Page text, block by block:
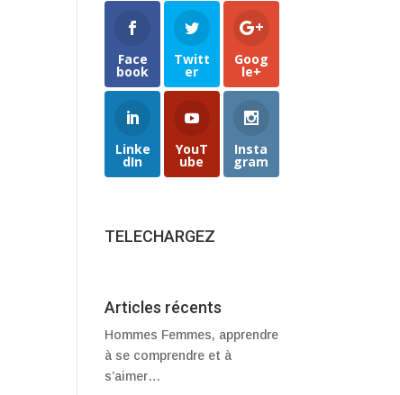
Face
book
Twitt
er
Goog
le+
Linke
dIn
YouT
ube
Insta
gram
TELECHARGEZ
Articles récents
Hommes Femmes, apprendre
à se comprendre et à
s’aimer…